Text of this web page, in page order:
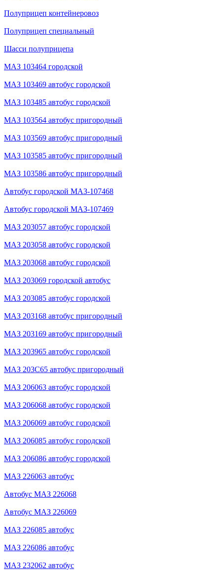
Полуприцеп контейнеровоз
Полуприцеп специальный
Шасси полуприцепа
МАЗ 103464 городской
МАЗ 103469 автобус городской
МАЗ 103485 автобус городской
МАЗ 103564 автобус пригородный
МАЗ 103569 автобус пригородный
МАЗ 103585 автобус пригородный
МАЗ 103586 автобус пригородный
Автобус городской МАЗ-107468
Автобус городской МАЗ-107469
МАЗ 203057 автобус городской
МАЗ 203058 автобус городской
МАЗ 203068 автобус городской
МАЗ 203069 городской автобус
МАЗ 203085 автобус городской
МАЗ 203168 автобус пригородный
МАЗ 203169 автобус пригородный
МАЗ 203965 автобус городской
МАЗ 203С65 автобус пригородный
МАЗ 206063 автобус городской
МАЗ 206068 автобус городской
МАЗ 206069 автобус городской
МАЗ 206085 автобус городской
МАЗ 206086 автобус городской
МАЗ 226063 автобус
Автобус МАЗ 226068
Автобус МАЗ 226069
МАЗ 226085 автобус
МАЗ 226086 автобус
МАЗ 232062 автобус